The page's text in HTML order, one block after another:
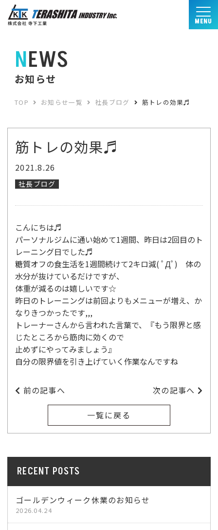
MENU
NEWS
お知らせ
TOP お知らせ一覧 社長ブログ 筋トレの効果♬
筋トレの効果♬
2021.8.26
社長ブログ
こんにちは♬
パーソナルジムに通い始めて1週間、昨日は2回目のト
レーニング日でした♬
糖質オフの食生活を1週間続けて2キロ減( ﾟДﾟ) 体の
水分が抜けているだけですが、
体重が減るのは嬉しいです☆
昨日のトレーニングは前回よりもメニューが増え、か
なりきつかったです,,,
トレーナーさんから言われた言葉で、『もう限界と感
じたところから筋肉に効くので
止めずにやってみましょう』
自分の限界値を引き上げていく作業なんですね
前の記事へ 次の記事へ
一覧に戻る
RECENT POSTS
ゴールデンウィーク休業のお知らせ
2026.04.24